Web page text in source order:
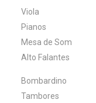
Viola
Pianos
Mesa de Som
Alto Falantes
Bombardino
Tambores